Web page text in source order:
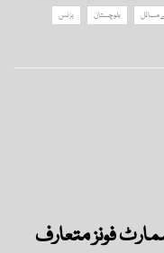
بزنس
بلوچستان مسائل
فونز متعارف